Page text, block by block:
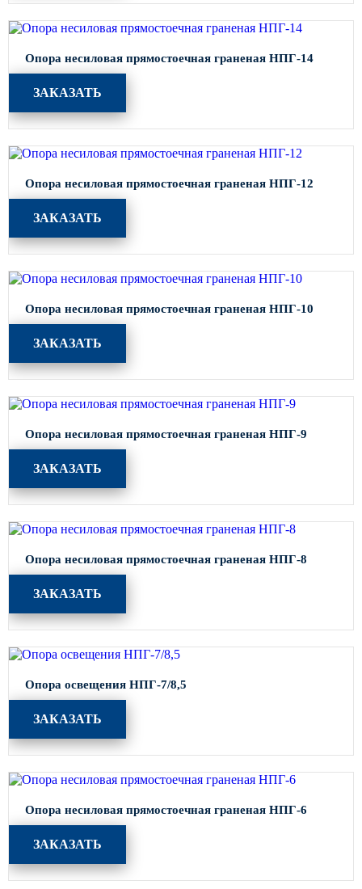
Опора несиловая прямостоечная граненая НПГ-14
ЗАКАЗАТЬ
Опора несиловая прямостоечная граненая НПГ-12
ЗАКАЗАТЬ
Опора несиловая прямостоечная граненая НПГ-10
ЗАКАЗАТЬ
Опора несиловая прямостоечная граненая НПГ-9
ЗАКАЗАТЬ
Опора несиловая прямостоечная граненая НПГ-8
ЗАКАЗАТЬ
Опора освещения НПГ-7/8,5
ЗАКАЗАТЬ
Опора несиловая прямостоечная граненая НПГ-6
ЗАКАЗАТЬ